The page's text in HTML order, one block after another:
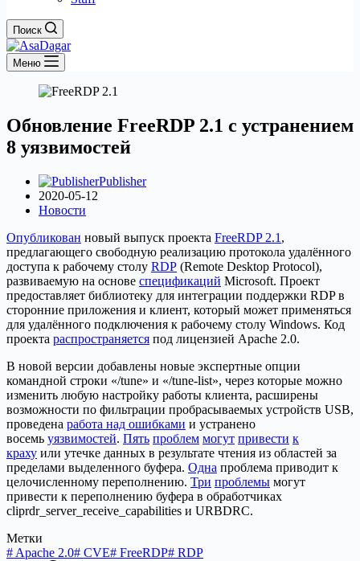
Поиск
Меню
Обновление FreeRDP 2.1 с устранением
8 уязвимостей
Publisher
2020-05-12
Новости
Опубликован новый выпуск проекта FreeRDP 2.1 ,
предлагающего свободную реализацию протокола удалённого
доступа к рабочему столу RDP (Remote Desktop Protocol),
развиваемую на основе спецификаций Microsoft. Проект
предоставляет библиотеку для интеграции поддержки RDP в
сторонние приложения и клиент, который может применяться
для удалённого подключения к рабочему столу Windows. Код
проекта распространяется под лицензией Apache 2.0.
В новой версии добавлены новые экспертные опции
командной строки «/tune» и «/tune-list», через которые можно
изменить любую настройку работы клиента, расширены
возможности по фильтрации пробрасываемых устройств USB,
проведена работа над ошибками и устранено
восемь уязвимостей. Пять проблем могут привести к
краху или утечке данных в результате чтения из областей за
пределами выделенного буфера. Одна проблема приводит к
целочисленному переполнению. Три проблемы могут
привести к переполнению буфера в обработчиках
cliprdr_server_receive_capabilities и URBDRC.
Метки
# Apache 2.0# CVE# FreeRDP# RDP